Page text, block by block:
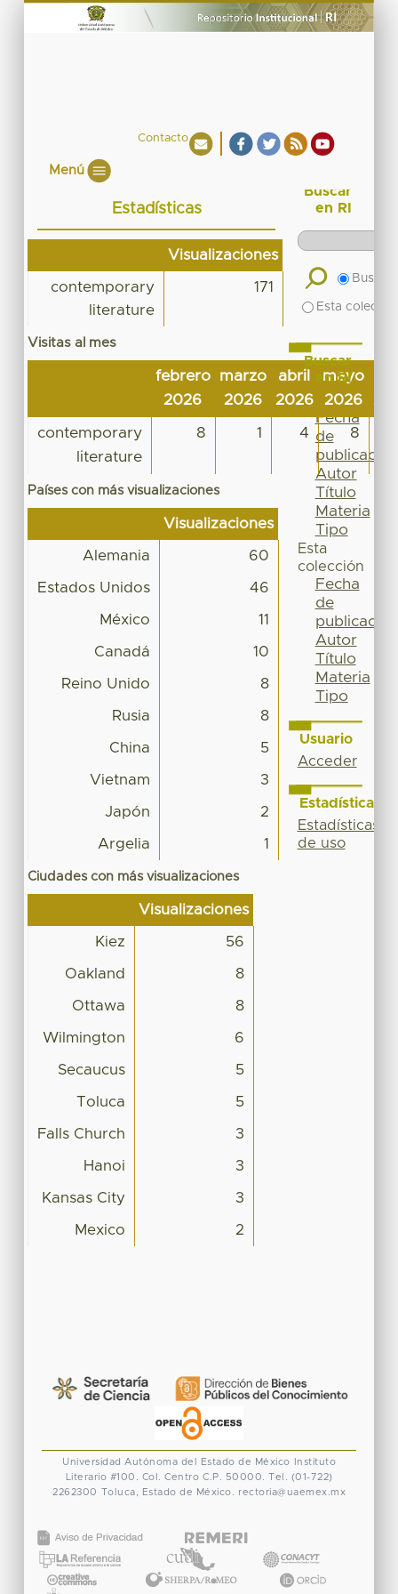
Contacto
Menú
Estadísticas
Visualizaciones
contemporary
literature
171
Visitas al mes
febrero
2026
marzo
2026
abril
2026
mayo
2026
contemporary
literature
8 1 4 8
Países con más visualizaciones
Visualizaciones
Alemania 60
Estados Unidos 46
México 11
Canadá 10
Reino Unido 8
Rusia 8
China 5
Vietnam 3
Japón 2
Argelia 1
Ciudades con más visualizaciones
Visualizaciones
Kiez 56
Oakland 8
Ottawa 8
Wilmington 6
Secaucus 5
Toluca 5
Falls Church 3
Hanoi 3
Kansas City 3
Mexico 2
Buscar
en RI
Buscar
Esta
Buscar
en RI
Por
Fecha
de
publicación
Autor
Título
Materia
Tipo
Esta
colección
Fecha
de
publicación
Autor
Título
Materia
Tipo
Usuario
Acceder
Estadísticas
Estadísticas
de uso
Universidad Autónoma del Estado de México
Instituto
Literario #100. Col. Centro C.P. 50000. Tel. (01-722)
2262300 Toluca, Estado de México. rectoria@uaemex.mx